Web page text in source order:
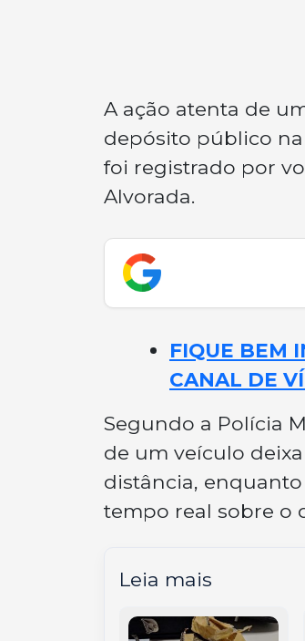
A ação atenta de
depósito público
foi registrado por
Alvorada.
FIQUE BEM
CANAL DE
Segundo a Polícia
de um veículo
distância,
tempo real sobre o
Leia mais